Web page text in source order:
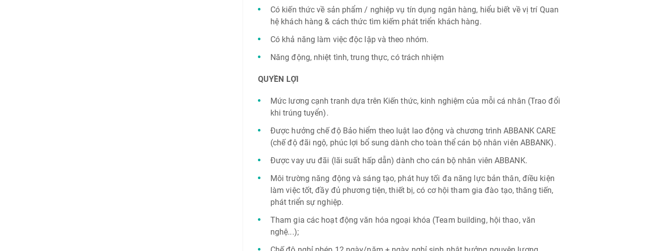
Có kiến thức về sản phẩm / nghiệp vụ tín dụng ngân hàng, hiểu biết về vị trí Quan
hệ khách hàng & cách thức tìm kiếm phát triển khách hàng.
Có khả năng làm việc độc lập và theo nhóm.
Năng động, nhiệt tình, trung thực, có trách nhiệm
QUYỀN LỢI
Mức lương cạnh tranh dựa trên Kiến thức, kinh nghiệm của mỗi cá nhân (Trao đổi
khi trúng tuyển).
Được hưởng chế độ Bảo hiểm theo luật lao động và chương trình ABBANK CARE
(chế độ đãi ngộ, phúc lợi bổ sung dành cho toàn thể cán bộ nhân viên ABBANK).
Được vay ưu đãi (lãi suất hấp dẫn) dành cho cán bộ nhân viên ABBANK.
Môi trường năng động và sáng tạo, phát huy tối đa năng lực bản thân, điều kiện
làm việc tốt, đầy đủ phương tiện, thiết bị, có cơ hội tham gia đào tạo, thăng tiến,
phát triển sự nghiệp.
Tham gia các hoạt động văn hóa ngoại khóa (Team building, hội thao, văn
nghệ...);